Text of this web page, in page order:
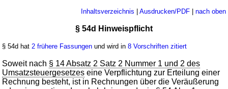
Inhaltsverzeichnis Ausdrucken/PDF| nach oben
§ 54d Hinweispflicht
§ 54d hat2 frühere Fassungen und wird in8 Vorschriften zitiert
Soweit nach § 14 Absatz 2 Satz 2 Nummer 1 und 2 des
Umsatzsteuergesetzes eine Verpflichtung zur Erteilung einer
Rechnung besteht, ist in Rechnungen über die Veräußerung